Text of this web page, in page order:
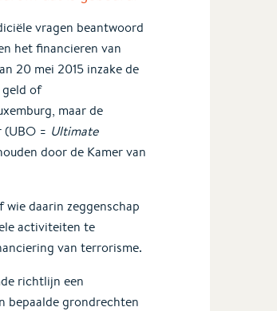
vragen beantwoord
het financieren van
20 mei 2015 inzake de
geld of
maar de
= Ultimate
door de Kamer van
wie daarin zeggenschap
activiteiten te
van terrorisme.
richtlijn een
bepaalde grondrechten